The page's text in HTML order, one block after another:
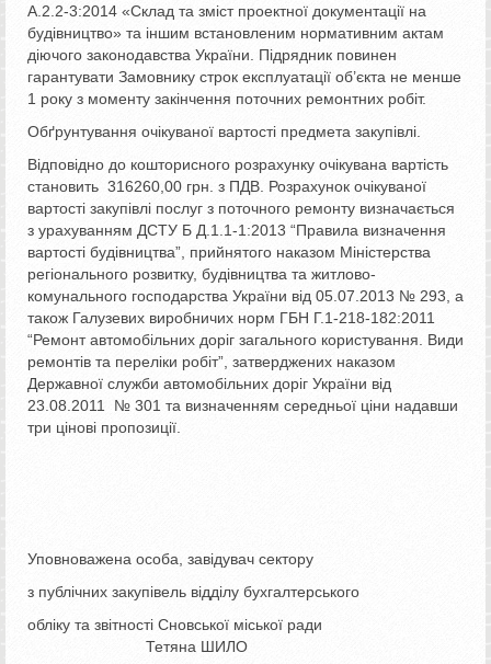
А.2.2-3:2014 «Склад та зміст проектної документації на
будівництво» та іншим встановленим нормативним актам
діючого законодавства України. Підрядник повинен
гарантувати Замовнику строк експлуатації об’єкта не менше
1 року з моменту закінчення поточних ремонтних робіт.
Обґрунтування очікуваної вартості предмета закупівлі.
Відповідно до кошторисного розрахунку очікувана вартість
становить 316260,00 грн. з ПДВ. Розрахунок очікуваної
вартості закупівлі послуг з поточного ремонту визначається
з урахуванням ДСТУ Б Д.1.1-1:2013 “Правила визначення
вартості будівництва”, прийнятого наказом Міністерства
регіонального розвитку, будівництва та житлово-
комунального господарства України від 05.07.2013 № 293, а
також Галузевих виробничих норм ГБН Г.1-218-182:2011
“Ремонт автомобільних доріг загального користування. Види
ремонтів та переліки робіт”, затверджених наказом
Державної служби автомобільних доріг України від
23.08.2011 № 301 та визначенням середньої ціни надавши
три цінові пропозиції.
Уповноважена особа, завідувач сектору
з публічних закупівель відділу бухгалтерського
обліку та звітності Сновської міської ради
Тетяна ШИЛО